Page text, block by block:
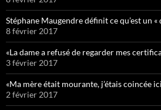
Stéphane Maugendre définit ce qu’est un
8 février 2017
«La dame a refusé de regarder mes
3 février 2017
«Ma mère était mourante, j’étais coincée
2 février 2017